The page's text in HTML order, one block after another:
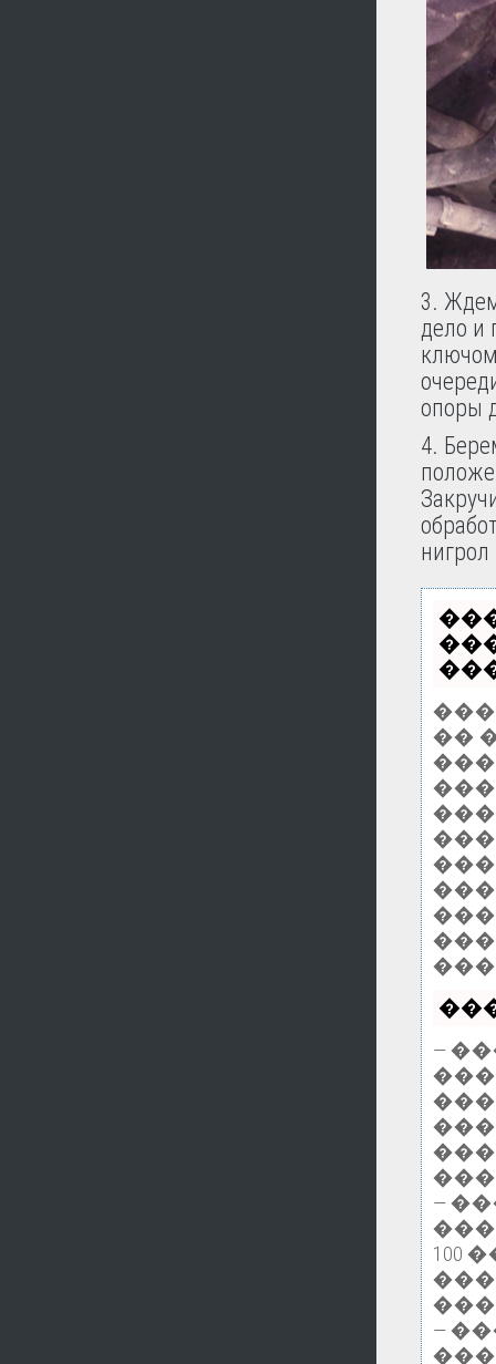
3.
дело и
опоры
4.
��
���
—
—
—